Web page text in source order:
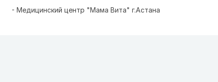
- Медицинский центр "Мама Вита" г.Астана